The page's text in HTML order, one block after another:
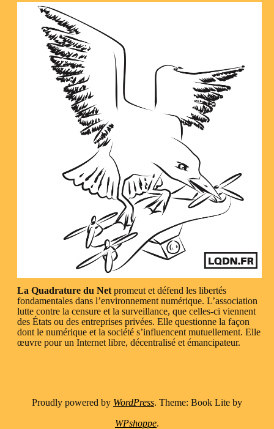
La Quadrature du Netpromeut et défend les libertés
fondamentales dans l’environnement numérique. L’association
lutte contre la censure et la surveillance, que celles-ci viennent
des États ou des entreprises privées. Elle questionne la façon
dont le numérique et la société s’influencent mutuellement. Elle
œuvre pour un Internet libre, décentralisé et émancipateur.
Proudly powered by WordPress. Theme: Book Lite by
WPshoppe.